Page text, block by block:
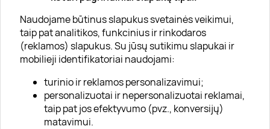
Naudojame būtinus slapukus svetainės veikimui,
taip pat analitikos, funkcinius ir rinkodaros
(reklamos) slapukus. Su jūsų sutikimu slapukai ir
mobilieji identifikatoriai naudojami:
turinio ir reklamos personalizavimui;
personalizuotai ir nepersonalizuotai reklamai,
taip pat jos efektyvumo (pvz., konversijų)
matavimui.
Apie „Gera Dovana“
Lojalumo klubas
Karjera
Visi partneriai
Kontaktai
Tinklaraštis